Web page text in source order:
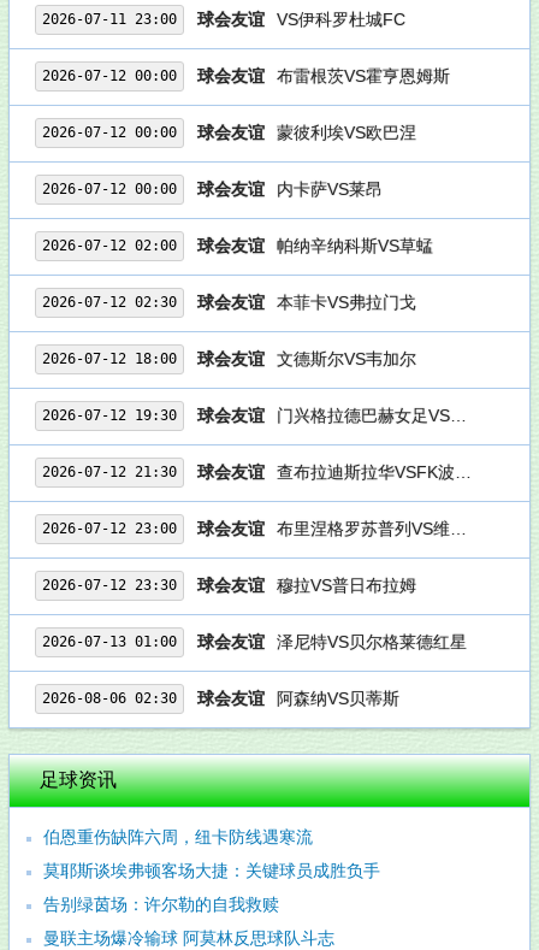
2026-07-11 23:00 球会友谊 VS伊科罗杜城FC
2026-07-12 00:00 球会友谊 布雷根茨VS霍亨恩姆斯
2026-07-12 00:00 球会友谊 蒙彼利埃VS欧巴涅
2026-07-12 00:00 球会友谊 内卡萨VS莱昂
2026-07-12 02:00 球会友谊 帕纳辛纳科斯VS草蜢
2026-07-12 02:30 球会友谊 本菲卡VS弗拉门戈
2026-07-12 18:00 球会友谊 文德斯尔VS韦加尔
2026-07-12 19:30 球会友谊 门兴格拉德巴赫女足VS美因茨女足
2026-07-12 21:30 球会友谊 查布拉迪斯拉华VSFK波德科尼斯
2026-07-12 23:00 球会友谊 布里涅格罗苏普列VS维德祖罗兹
2026-07-12 23:30 球会友谊 穆拉VS普日布拉姆
2026-07-13 01:00 球会友谊 泽尼特VS贝尔格莱德红星
2026-08-06 02:30 球会友谊 阿森纳VS贝蒂斯
足球资讯
伯恩重伤缺阵六周，纽卡防线遇寒流
莫耶斯谈埃弗顿客场大捷：关键球员成胜负手
告别绿茵场：许尔勒的自我救赎
曼联主场爆冷输球 阿莫林反思球队斗志